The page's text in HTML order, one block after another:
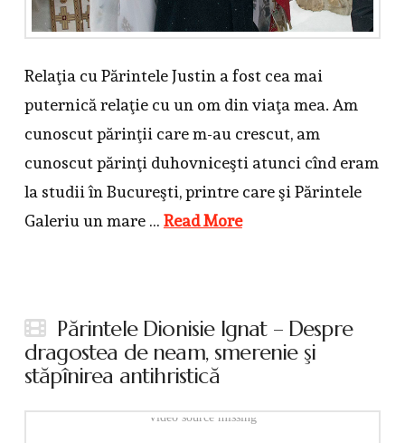
Relaţia cu Părintele Justin a fost cea mai
puternică relaţie cu un om din viaţa mea. Am
cunoscut părinţii care m-au crescut, am
cunoscut părinţi duhovniceşti atunci cînd eram
la studii în Bucureşti, printre care şi Părintele
Galeriu un mare … Read More
Părintele Dionisie Ignat – Despre
dragostea de neam, smerenie şi
stăpînirea antihristică
Video source missing